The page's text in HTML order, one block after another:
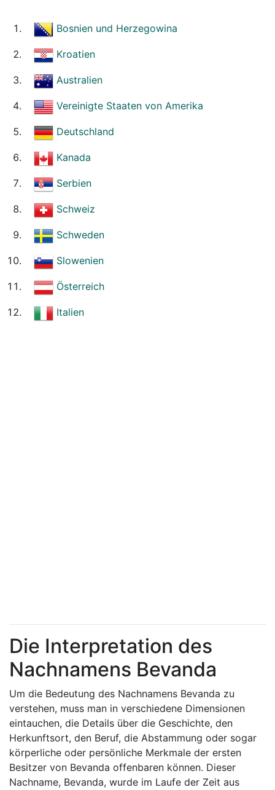
Bosnien und Herzegowina
Kroatien
Australien
Vereinigte Staaten von Amerika
Deutschland
Kanada
Serbien
Schweiz
Schweden
Slowenien
Österreich
Italien
Die Interpretation des
Nachnamens Bevanda
Um die Bedeutung des Nachnamens Bevanda zu
verstehen, muss man in verschiedene Dimensionen
eintauchen, die Details über die Geschichte, den
Herkunftsort, den Beruf, die Abstammung oder sogar
körperliche oder persönliche Merkmale der ersten
Besitzer von Bevanda offenbaren können. Dieser
Nachname, Bevanda, wurde im Laufe der Zeit aus